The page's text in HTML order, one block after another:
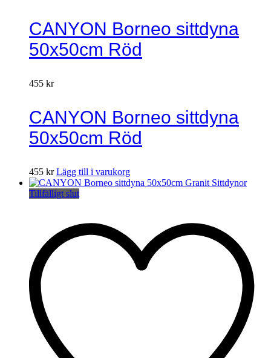
CANYON Borneo sittdyna
50x50cm Röd
455 kr
CANYON Borneo sittdyna
50x50cm Röd
455 kr Lägg till i varukorg
Tillfälligt slut